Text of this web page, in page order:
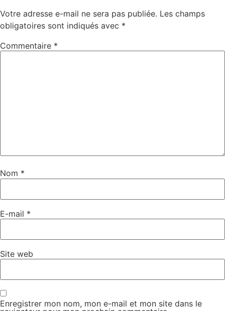
Votre adresse e-mail ne sera pas publiée. Les champs
obligatoires sont indiqués avec *
Commentaire *
Nom *
E-mail *
Site web
Enregistrer mon nom, mon e-mail et mon site dans le